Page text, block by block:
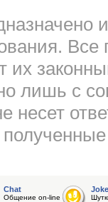
их
лишь с
несет
Chat
Общение on-line
Joke